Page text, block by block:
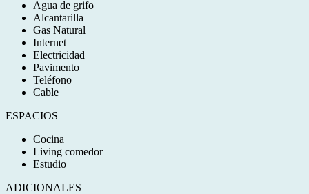
Agua de grifo
Alcantarilla
Gas Natural
Internet
Electricidad
Pavimento
Teléfono
Cable
ESPACIOS
Cocina
Living comedor
Estudio
ADICIONALES